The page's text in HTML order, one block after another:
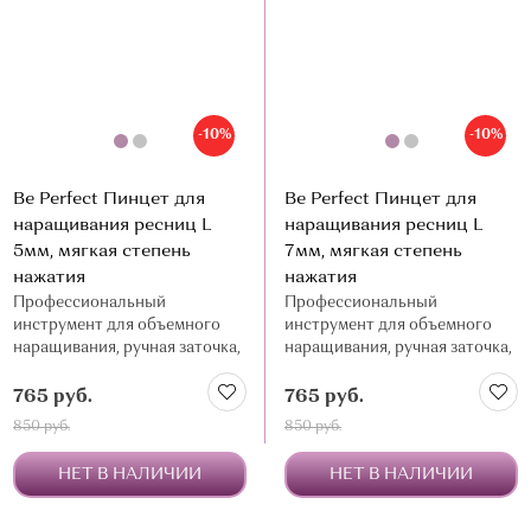
-10%
Be Perfect Пинцет для
наращивания ресниц L
5мм, мягкая степень
нажатия
Профессиональный
инструмент для объемного
наращивания, ручная заточка,
765 руб.
850 руб.
НЕТ В НАЛИЧИИ
-10%
Be Perfect Пинцет для
наращивания ресниц L
7мм, мягкая степень
нажатия
Профессиональный
инструмент для объемного
наращивания, ручная заточка,
765 руб.
850 руб.
НЕТ В НАЛИЧИИ